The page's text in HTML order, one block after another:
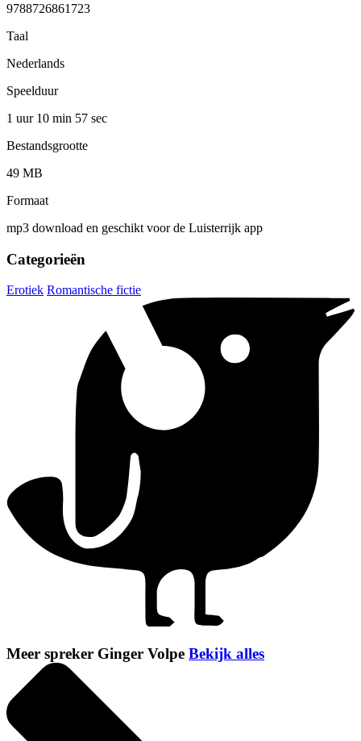
9788726861723
Taal
Nederlands
Speelduur
1 uur 10 min 57 sec
Bestandsgrootte
49 MB
Formaat
mp3 download en geschikt voor de Luisterrijk app
Categorieën
Erotiek Romantische fictie
Meer spreker Ginger Volpe Bekijk alles